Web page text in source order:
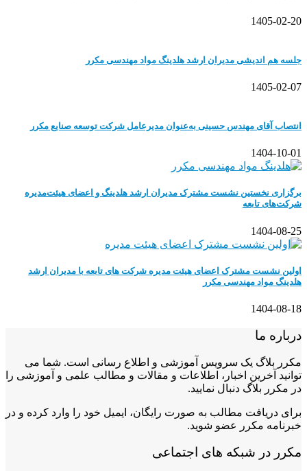
1405-02-20
جلسه هم اندیشی مدیران ارشد هلدینگ مواد مهندسی مکرر
1405-02-07
انتصاب آقای مهندس حسینی به‌عنوان مدیرعامل شرکت توسعه صنایع مکرر
1404-10-01
برگزاری نخستین نشست مشترک مدیران ارشد هلدینگ و اعضای هیئت‌مدیره
شرکت‌های تابعه
1404-08-25
اولین نشست مشترک اعضای هیئت مدیره شرکت های تابعه با مدیران ارشد
هلدینگ مواد مهندسی مکرر
1404-08-18
درباره ما
مکرر بلاگ یک سرویس آموزشی و اطلاع رسانی است. شما می
توانید آخرین اخبار، اطلاعات و مقالات و مطالب علمی و آموزشی را
در مکرر بلاگ دنبال نمایید.
برای دریافت مطالب به صورت رایگان، ایمیل خود را وارد کرده و در
خبرنامه مکرر عضو شوید.
مکرر در شبکه های اجتماعی